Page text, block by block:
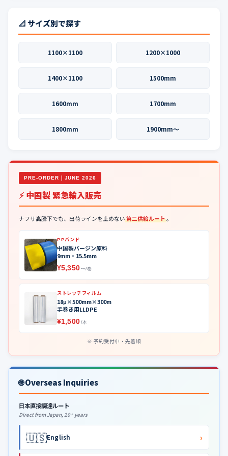
📐 サイズ別で探す
1100×1100 1200×1000
1400×1100 1500mm
1600mm 1700mm
1800mm 1900mm〜
PRE-ORDER｜JUNE 2026
⚡ 中国製 緊急輸入販売
ナフサ高騰下でも、出荷ラインを止めない第二供給ルート。
PPバンド
中国製バージン原料
9mm・15.5mm
¥5,350 〜/巻
ストレッチフィルム
18μ×500mm×300m
手巻き用LLDPE
¥1,500 /本
予約受付中・先着順
🌐 Overseas Inquiries
日本直接調達ルート
Direct from Japan, 20+ years
🇺🇸English ›